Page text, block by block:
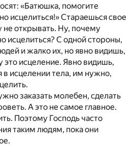
«Батюшка, помогите
исцелиться!» Стараешься свое
открывать. Ну, почему
исцелиться? С одной стороны,
и жалко их, но явно видишь,
это исцеление. Явно видишь,
исцелении тела, им нужно,
заказать молебен, сделать
А это не самое главное.
Поэтому Господь часто
таким людям, пока они